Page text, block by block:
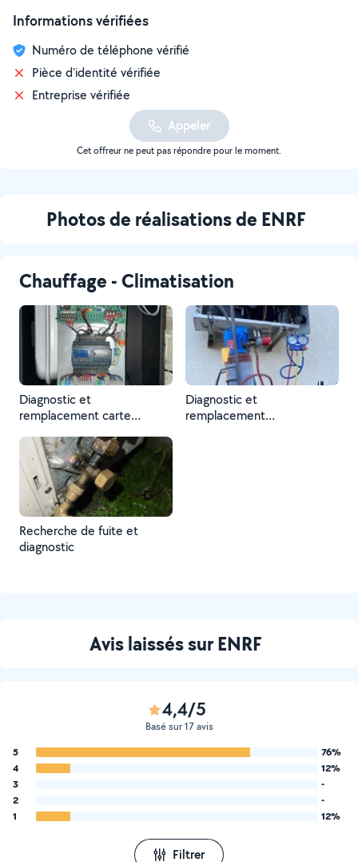
Informations vérifiées
Numéro de téléphone vérifié
Pièce d'identité vérifiée
Entreprise vérifiée
Appeler
Cet offreur ne peut pas répondre pour le moment.
Photos de réalisations de ENRF
Chauffage - Climatisation
Diagnostic et
remplacement carte
Diagnostic et
remplacement
Recherche de fuite et
diagnostic
Avis laissés sur ENRF
4,4/5
Basé sur 17 avis
5
76%
4
12%
3
-
2
-
1
12%
Filtrer